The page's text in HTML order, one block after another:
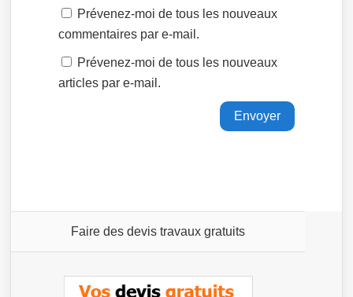
Prévenez-moi de tous les nouveaux
commentaires par e-mail.
Prévenez-moi de tous les nouveaux
articles par e-mail.
Faire des devis travaux gratuits